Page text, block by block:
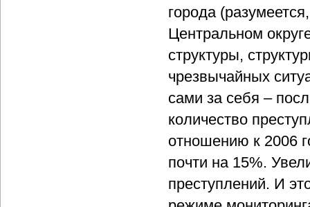
города
Центральном
структуры,
чрезвычайных
сами за себя –
количество
отношению к 2006
почти на 15%.
преступлений. И